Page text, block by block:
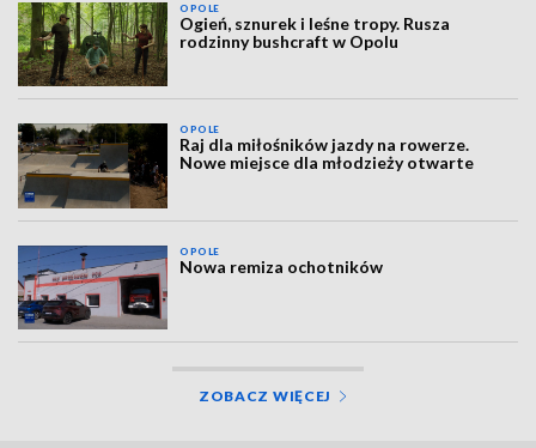
OPOLE
Ogień, sznurek i leśne tropy. Rusza
rodzinny bushcraft w Opolu
OPOLE
Raj dla miłośników jazdy na rowerze.
Nowe miejsce dla młodzieży otwarte
OPOLE
Nowa remiza ochotników
ZOBACZ WIĘCEJ